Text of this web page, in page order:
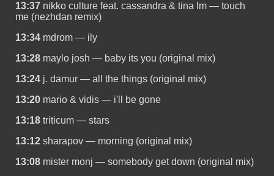
13:37 nikko culture feat. cassandra & tina lm — touch
me (nezhdan remix)
13:34 mdrom — ily
13:28 maylo josh — baby its you (original mix)
13:24 j. damur — all the things (original mix)
13:20 mario & vidis — i'll be gone
13:18 triticum — stars
13:12 sharapov — morning (original mix)
13:08 mister monj — somebody get down (original mix)